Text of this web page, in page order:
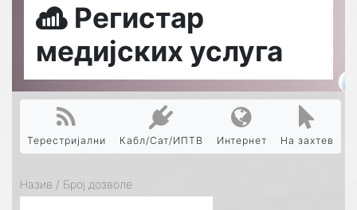
Регистар
медијских услуга
Терестријални Кабл/Сат/ИПТВ Интернет На захтев
Назив / Број дозволе